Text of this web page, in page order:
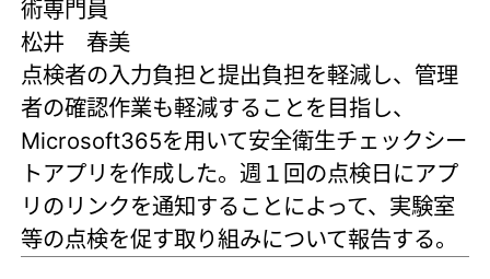
術専門員
松井 春美
点検者の入力負担と提出負担を軽減し、管理
者の確認作業も軽減することを目指し、
Microsoft365を用いて安全衛生チェックシー
トアプリを作成した。週１回の点検日にアプ
リのリンクを通知することによって、実験室
等の点検を促す取り組みについて報告する。